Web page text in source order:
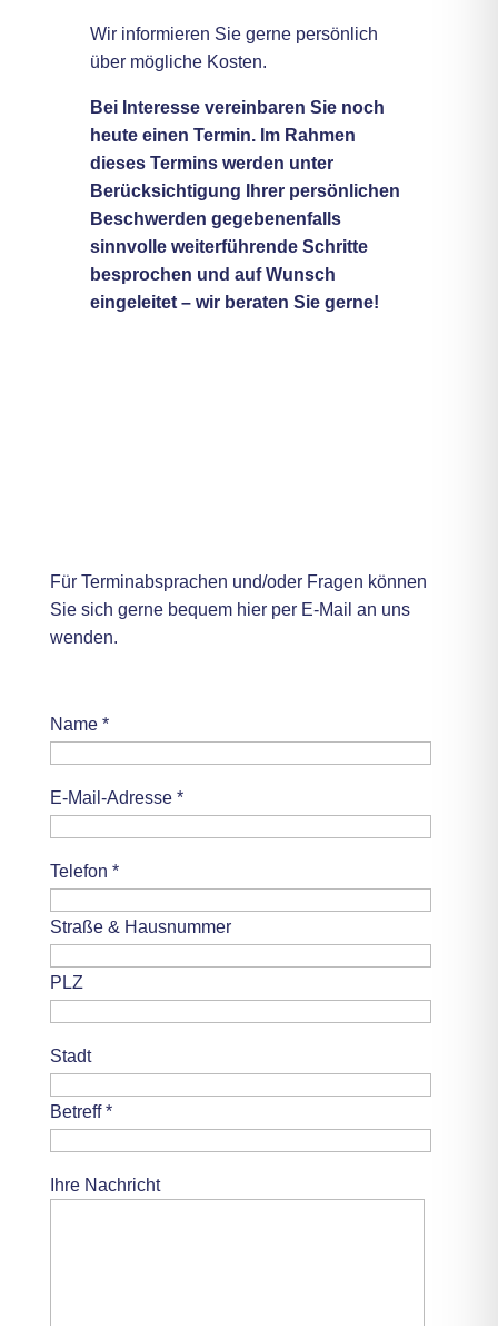
Wir informieren Sie gerne persönlich
über mögliche Kosten.
Bei Interesse vereinbaren Sie noch
heute einen Termin. Im Rahmen
dieses Termins werden unter
Berücksichtigung Ihrer persönlichen
Beschwerden gegebenenfalls
sinnvolle weiterführende Schritte
besprochen und auf Wunsch
eingeleitet – wir beraten Sie gerne!
Für Terminabsprachen und/oder Fragen können
Sie sich gerne bequem hier per E-Mail an uns
wenden.
Name *
E-Mail-Adresse *
Telefon *
Straße & Hausnummer
PLZ
Stadt
Betreff *
Ihre Nachricht